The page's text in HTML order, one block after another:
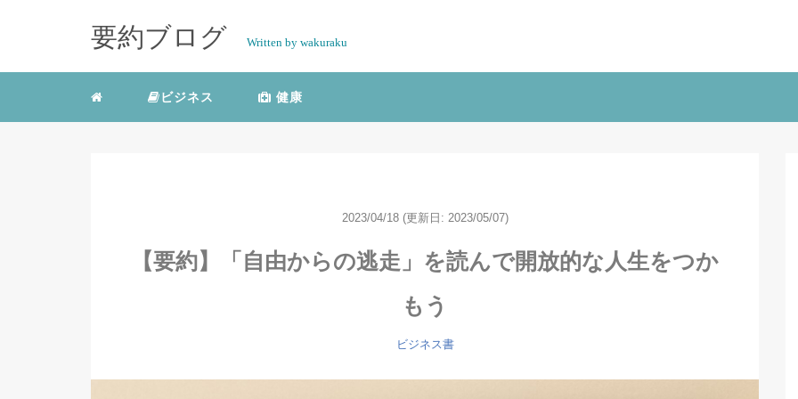
要約ブログ Written by wakuraku
ビジネス 健康
2023/04/18 (更新日: 2023/05/07)
【要約】「自由からの逃走」を読んで開放的な人生をつか
もう
ビジネス書